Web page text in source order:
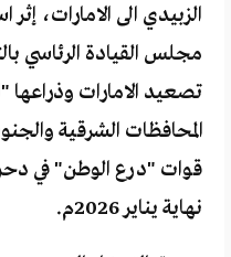
الزبيدي الى الامارات،
مجلس القيادة الرئاسي
تصعيد الامارات وذراعها
المحافظات الشرقية
قوات "درع الوطن" في دحر
نهاية يناير 2026م.